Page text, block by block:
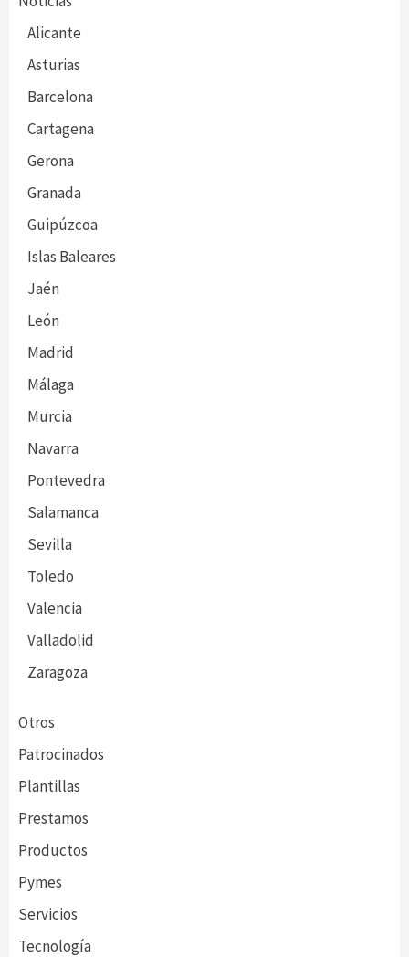
Alicante
Asturias
Barcelona
Cartagena
Gerona
Granada
Guipúzcoa
Islas Baleares
Jaén
León
Madrid
Málaga
Murcia
Navarra
Pontevedra
Salamanca
Sevilla
Toledo
Valencia
Valladolid
Zaragoza
Otros
Patrocinados
Plantillas
Prestamos
Productos
Pymes
Servicios
Tecnología